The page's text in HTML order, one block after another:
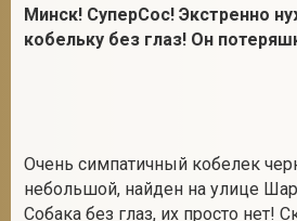
Минск! СуперСос! Экстренно
кобельку без глаз! Он
Очень симпатичный кобелек
небольшой, найден на улице
Собака без глаз, их просто нет!